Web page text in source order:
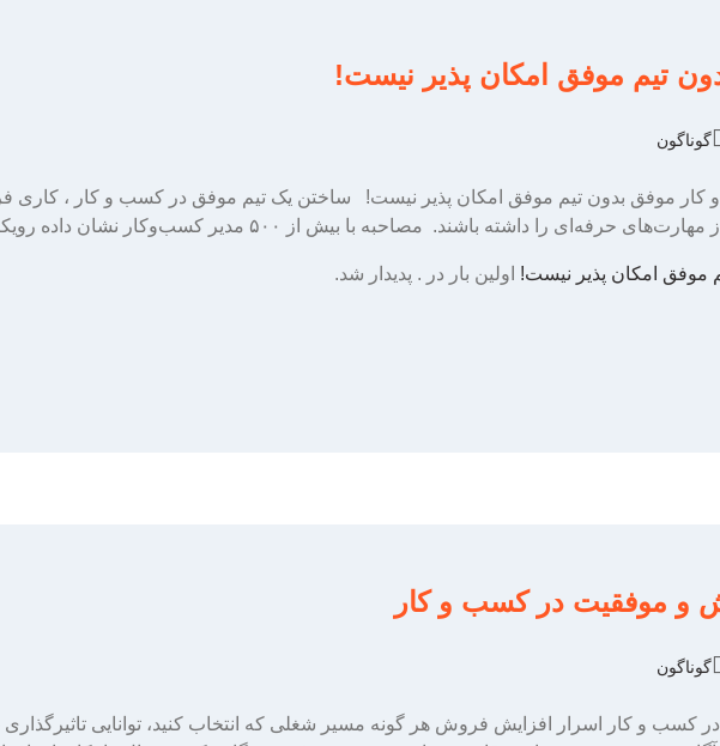
تیم موفق امکان پذیر نیست!
گوناگون
موفق بدون تیم موفق امکان پذیر نیست! ساختن یک تیم موفق در کسب و کار ، کاری
را داشته باشند. مصاحبه با بیش از ۵۰۰ مدیر کسب‌وکار نشان داده رویکرد […]
امکان پذیر نیست! اولین بار در . پدیدار شد.
و موفقیت در کسب و کار
گوناگون
و کار اسرار افزایش فروش هر گونه مسیر شغلی که انتخاب کنید، توانایی تاثیرگذاری